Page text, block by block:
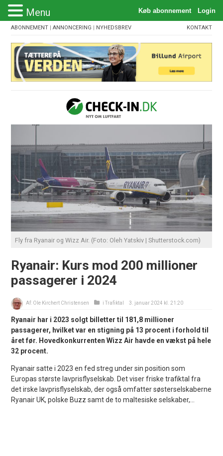
ABONNEMENT |ANNONCERING | NYHEDSBREV KONTAKT
Fly fra Ryanair og Wizz Air. (Foto: Oleh Yatskiv | Shutterstock.com)
Ryanair: Kurs mod 200 millioner
passagerer i 2024
Af: Ole Kirchert Christensen iTrafiktal 3. januar 2024 kl. 21:20
Ryanair har i 2023 solgt billetter til 181,8 millioner
passagerer, hvilket var en stigning på 13 procent i forhold til
året før. Hovedkonkurrenten Wizz Air havde en vækst på hele
32 procent.
Ryanair satte i 2023 en fed streg under sin position som
Europas største lavprisflyselskab. Det viser friske trafiktal fra
det irske lavprisflyselskab, der også omfatter søsterselskaberne
Ryanair UK, polske Buzz samt de to maltesiske selskaber,...
Menu